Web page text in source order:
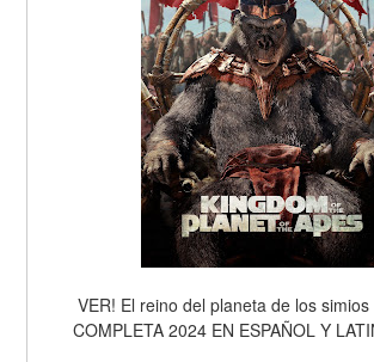
VER! El reino del planeta de los simios
COMPLETA 2024 EN ESPAÑOL Y